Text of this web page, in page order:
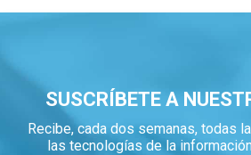
SUSCRÍBETE A
Recibe, cada dos semanas, todas
las tecnologías de la